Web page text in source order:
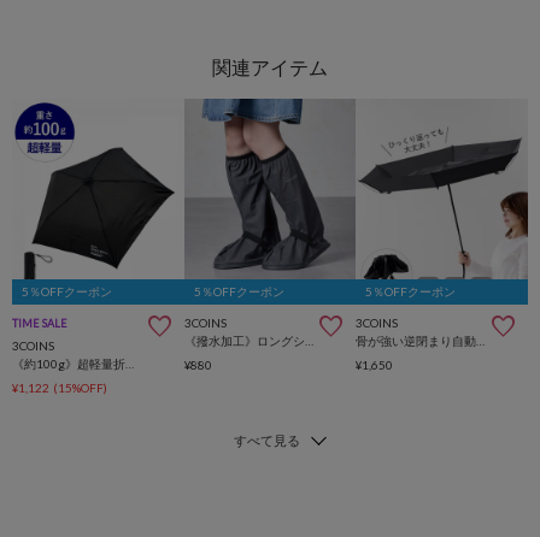
5％OFFクーポン
TIME SALE
3COINS
¥1,122 (15%OFF)
5％OFFクーポン
3COINS
¥880
5％OFFクーポン
3COINS
¥1,650